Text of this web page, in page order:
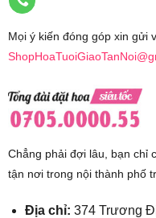
Mọi ý kiến đóng góp xin gửi
Chẳng phải đợi lâu, bạn chỉ
tận nơi trong nội thành phố
Địa chỉ: 374 Trương